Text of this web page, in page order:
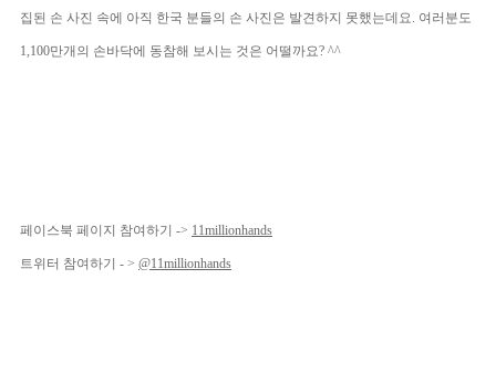
집된 손 사진 속에 아직 한국 분들의 손 사진은 발견하지 못했는데요. 여러분도
1,100만개의 손바닥에 동참해 보시는 것은 어떨까요? ^^
페이스북 페이지 참여하기 -> 11millionhands
트위터 참여하기 - > @11millionhands